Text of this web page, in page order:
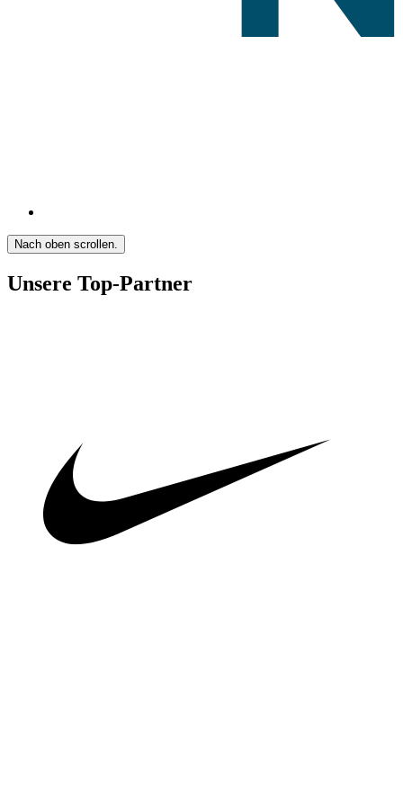
Nach oben scrollen.
Unsere Top-Partner